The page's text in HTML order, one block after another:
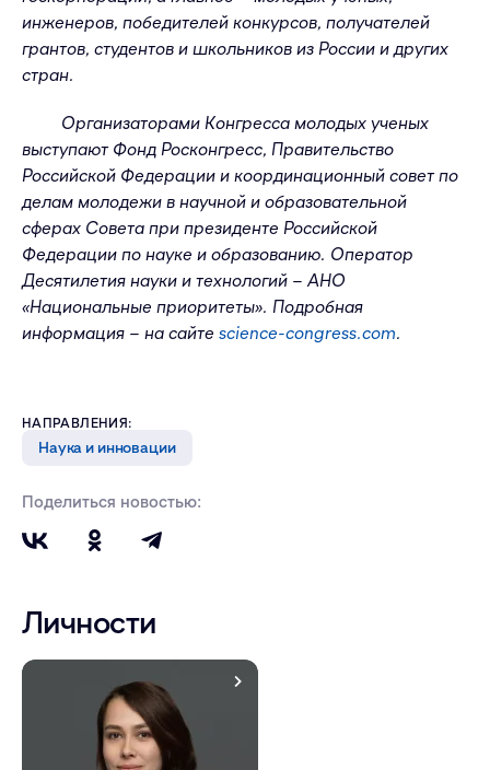
инженеров, победителей конкурсов, получателей
грантов, студентов и школьников из России и других
стран.
Организаторами Конгресса молодых ученых
выступают Фонд Росконгресс, Правительство
Российской Федерации и координационный совет по
делам молодежи в научной и образовательной
сферах Совета при президенте Российской
Федерации по науке и образованию. Оператор
Десятилетия науки и технологий – АНО
«Национальные приоритеты». Подробная
информация – на сайте science-congress.com.
НАПРАВЛЕНИЯ:
Наука и инновации
Поделиться новостью:
Личности